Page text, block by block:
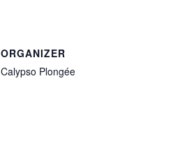
ORGANIZER
Calypso Plongée